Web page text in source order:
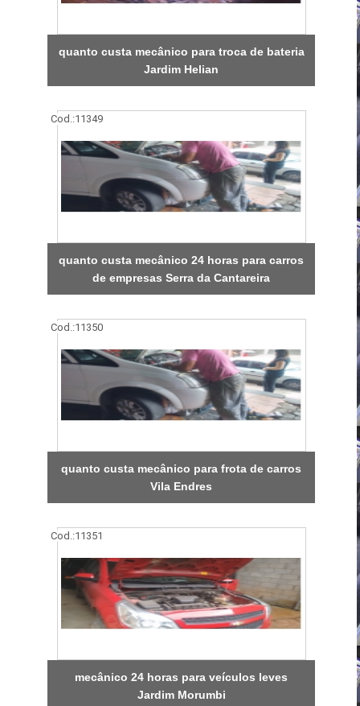
quanto custa mecânico para troca de bateria
Jardim Helian
Cod.:11349
quanto custa mecânico 24 horas para carros
de empresas Serra da Cantareira
Cod.:11350
quanto custa mecânico para frota de carros
Vila Endres
Cod.:11351
mecânico 24 horas para veículos leves
Jardim Morumbi